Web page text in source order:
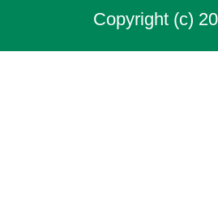
Copyright (c)